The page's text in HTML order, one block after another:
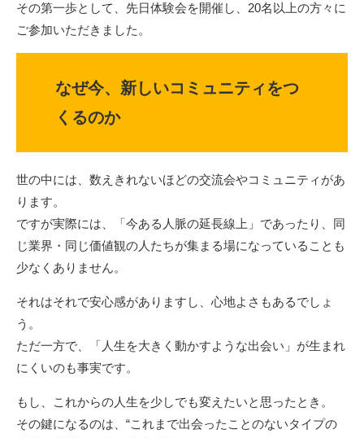
その第一歩として、先日体験会を開催し、20名以上の方々に
ご参加いただきました。
なぜ今、新しいコミュニティをつ
くるのか
世の中には、数えきれないほどの交流会やコミュニティがあ
ります。
ですが実際には、「今ある人脈の延長線上」であったり、同
じ業界・同じ価値観の人たちが集まる場になっていることも
少なくありません。
それはそれで安心感がありますし、心地よさもあるでしょ
う。
ただ一方で、「人生を大きく動かすような出会い」が生まれ
にくいのも事実です。
もし、これからの人生を少しでも変えたいと思ったとき。
その鍵になるのは、“これまで出会ったことのないタイプの